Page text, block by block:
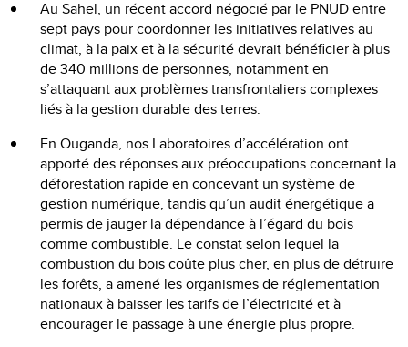
Au Sahel, un récent accord négocié par le PNUD entre
sept pays pour coordonner les initiatives relatives au
climat, à la paix et à la sécurité devrait bénéficier à plus
de 340 millions de personnes, notamment en
s’attaquant aux problèmes transfrontaliers complexes
liés à la gestion durable des terres.
En Ouganda, nos Laboratoires d’accélération ont
apporté des réponses aux préoccupations concernant la
déforestation rapide en concevant un système de
gestion numérique, tandis qu’un audit énergétique a
permis de jauger la dépendance à l’égard du bois
comme combustible. Le constat selon lequel la
combustion du bois coûte plus cher, en plus de détruire
les forêts, a amené les organismes de réglementation
nationaux à baisser les tarifs de l’électricité et à
encourager le passage à une énergie plus propre.